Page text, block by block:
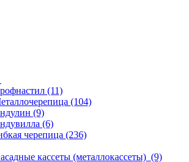
(11)
(104)
(9)
(6)
черепица (236)
кассеты (металлокассеты) (9)